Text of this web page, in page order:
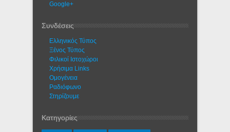
Google+
Συνδέσεις
Ελληνικός Τύπος
Ξένος Τύπος
Φιλικοί Ιστοχώροι
Χρήσιμα Links
Ομογένεια
Ραδιόφωνο
Στηρίζουμε
Κατηγορίες